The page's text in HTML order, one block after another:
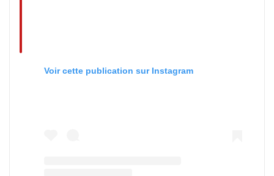
Voir cette publication sur Instagram